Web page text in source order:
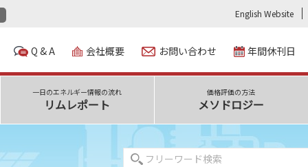
English Website
Q & A 会社概要 お問い合わせ 年間休刊日
一日のエネルギー情報の流れ
リムレポート
価格評価の方法
メソドロジー